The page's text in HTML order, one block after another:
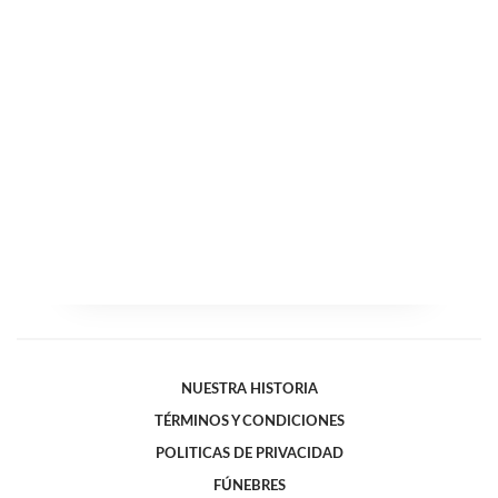
NUESTRA HISTORIA
TÉRMINOS Y CONDICIONES
POLITICAS DE PRIVACIDAD
FÚNEBRES